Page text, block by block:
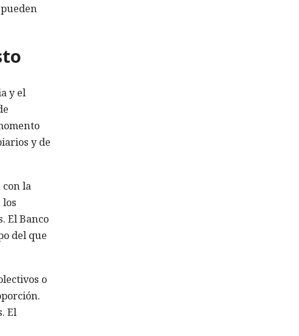
y el
y de
con la
los
El Banco
del que
o
El